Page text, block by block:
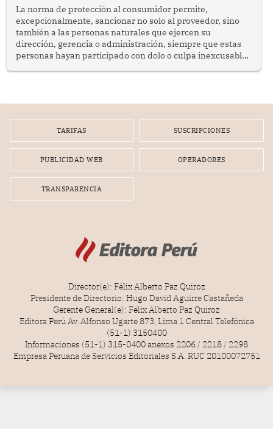
La norma de protección al consumidor permite,
excepcionalmente, sancionar no solo al proveedor, sino
también a las personas naturales que ejercen su
dirección, gerencia o administración, siempre que estas
personas hayan participado con dolo o culpa inexcusable
por la frustrada realización de un meet and greet con
TARIFAS SUSCRIPCIONES
PUBLICIDAD WEB OPERADORES
TRANSPARENCIA
Director(e): Félix Alberto Paz Quiroz
Presidente de Directorio: Hugo David Aguirre Castañeda
Gerente General(e): Félix Alberto Paz Quiroz
Editora Perú Av. Alfonso Ugarte 873, Lima 1 Central Telefónica
(51-1) 3150400
Informaciones (51-1) 315-0400 anexos 2206 / 2218 / 2298
Empresa Peruana de Servicios Editoriales S.A. RUC 20100072751